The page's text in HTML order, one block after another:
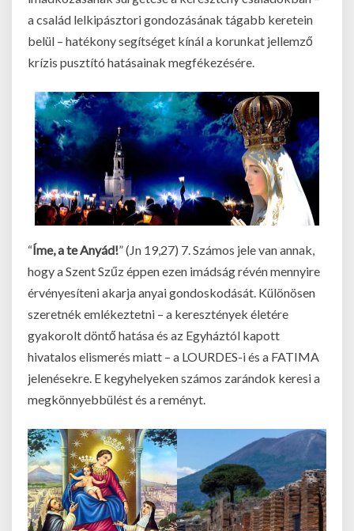
a család lelkipásztori gondozásának tágabb keretein
belül – hatékony segítséget kínál a korunkat jellemző
krízis pusztító hatásainak megfékezésére.
“Íme, a te Anyád!” (Jn 19,27) 7. Számos jele van annak,
hogy a Szent Szűz éppen ezen imádság révén mennyire
érvényesíteni akarja anyai gondoskodását. Különösen
szeretnék emlékeztetni – a keresztények életére
gyakorolt döntő hatása és az Egyháztól kapott
hivatalos elismerés miatt – a LOURDES-i és a FATIMA
jelenésekre. E kegyhelyeken számos zarándok keresi a
megkönnyebbülést és a reményt.